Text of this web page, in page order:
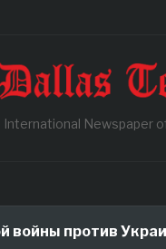
International Newspaper
войны против